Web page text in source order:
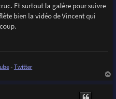
Et surtout la galère pour suivre
bien la vidéo de Vincent qui
-Twitter